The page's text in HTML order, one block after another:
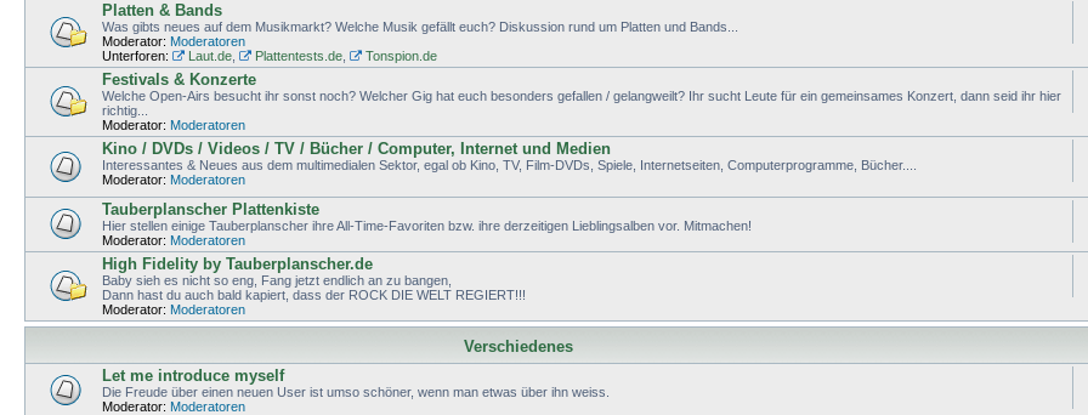
Platten & Bands
Was gibts neues auf dem Musikmarkt? Welche Musik gefällt euch? Diskussion rund um Platten und Bands...
Moderator: Moderatoren
Unterforen:
Laut.de, Plattentests.de, Tonspion.de
Festivals & Konzerte
Welche Open-Airs besucht ihr sonst noch? Welcher Gig hat euch besonders gefallen / gelangweilt? Ihr sucht Leute für ein gemeinsames Konzert, dann seid ihr hier
richtig...
Moderator: Moderatoren
Kino / DVDs / Videos / TV / Bücher / Computer, Internet und Medien
Interessantes & Neues aus dem multimedialen Sektor, egal ob Kino, TV, Film-DVDs, Spiele, Internetseiten, Computerprogramme, Bücher....
Moderator: Moderatoren
Tauberplanscher Plattenkiste
Hier stellen einige Tauberplanscher ihre All-Time-Favoriten bzw. ihre derzeitigen Lieblingsalben vor. Mitmachen!
Moderator: Moderatoren
High Fidelity by Tauberplanscher.de
Baby sieh es nicht so eng, Fang jetzt endlich an zu bangen,
Dann hast du auch bald kapiert, dass der ROCK DIE WELT REGIERT!!!
Moderator: Moderatoren
Verschiedenes
Let me introduce myself
Die Freude über einen neuen User ist umso schöner, wenn man etwas über ihn weiss.
Moderator: Moderatoren